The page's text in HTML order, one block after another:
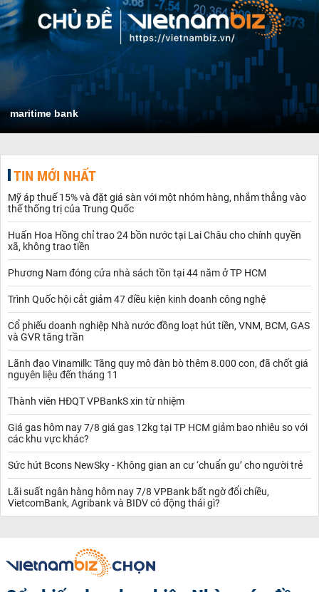
maritime bank
TIN MỚI NHẤT
Mỹ áp thuế 15% và đặt giá sàn với một nhóm hàng, nhắm thẳng vào
thế thống trị của Trung Quốc
Huấn Hoa Hồng chỉ trao 24 bồn nước tại Lai Châu cho chính quyền
xã, không trao tiền
Phương Nam đóng cửa nhà sách tồn tại 44 năm ở TP HCM
Trình Quốc hội cắt giảm 47 điều kiện kinh doanh công nghệ
Cổ phiếu doanh nghiệp Nhà nước đồng loạt hút tiền, VNM, BCM, GAS
và GVR tăng trần
Lãnh đạo Vinamilk: Tăng quy mô đàn bò thêm 8.000 con, đã chốt giá
nguyên liệu đến tháng 11
Thành viên HĐQT VPBankS xin từ nhiệm
Giá gas hôm nay 7/8 giá gas 12kg tại TP HCM giảm bao nhiêu so với
các khu vực khác?
Sức hút Bcons NewSky - Không gian an cư ‘chuẩn gu’ cho người trẻ
Lãi suất ngân hàng hôm nay 7/8 VPBank bất ngờ đổi chiều,
VietcomBank, Agribank và BIDV có động thái gì?